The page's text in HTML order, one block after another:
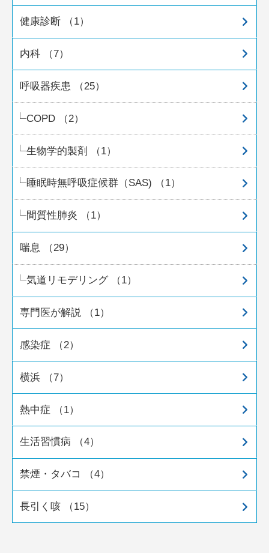
健康診断 （1）
内科 （7）
呼吸器疾患 （25）
COPD （2）
生物学的製剤 （1）
睡眠時無呼吸症候群（SAS) （1）
間質性肺炎 （1）
喘息 （29）
気道リモデリング （1）
専門医が解説 （1）
感染症 （2）
横浜 （7）
熱中症 （1）
生活習慣病 （4）
禁煙・タバコ （4）
長引く咳 （15）